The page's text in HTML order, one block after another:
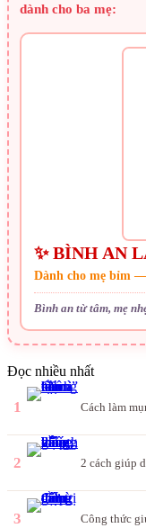
dành cho ba mẹ:
✨ BÌNH AN
Dành cho mẹ bỉm
Bình an từ tâm, mẹ
Đọc nhiều nhất
1 Cách làm
2 2 cách giúp
3 Công thức